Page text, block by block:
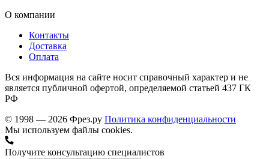
О компании
Контакты
Доставка
Оплата
Вся информация на сайте носит справочный характер и не
является публичной офертой, определяемой статьей 437 ГК
РФ
© 1998 — 2026 Фрез.ру Политика конфиденциальности
Мы используем файлы cookies.
Получите консультацию специалистов